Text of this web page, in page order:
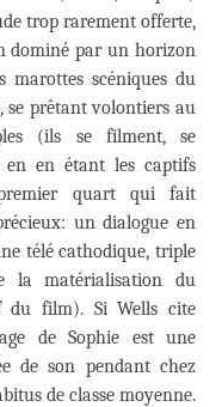
trop rarement offerte,
dominé par un horizon
marottes scéniques du
prêtant volontiers au
(ils se filment, se
en en étant les captifs
quart qui fait
un dialogue en
télé cathodique, triple
la matérialisation du
du film). Si Wells cite
de Sophie est une
de son pendant chez
de classe moyenne.